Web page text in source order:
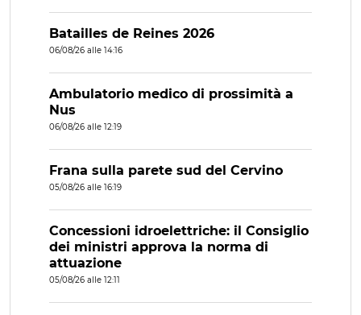
Batailles de Reines 2026
06/08/26 alle 14:16
Ambulatorio medico di prossimità a
Nus
06/08/26 alle 12:19
Frana sulla parete sud del Cervino
05/08/26 alle 16:19
Concessioni idroelettriche: il Consiglio
dei ministri approva la norma di
attuazione
05/08/26 alle 12:11